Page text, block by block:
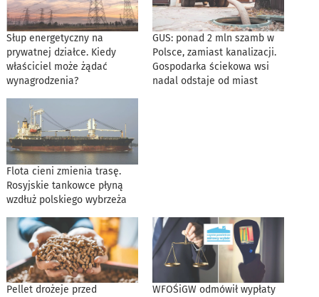
Słup energetyczny na
prywatnej działce. Kiedy
właściciel może żądać
wynagrodzenia?
GUS: ponad 2 mln szamb w
Polsce, zamiast kanalizacji.
Gospodarka ściekowa wsi
nadal odstaje od miast
Flota cieni zmienia trasę.
Rosyjskie tankowce płyną
wzdłuż polskiego wybrzeża
Pellet drożeje przed
WFOŚiGW odmówił wypłaty